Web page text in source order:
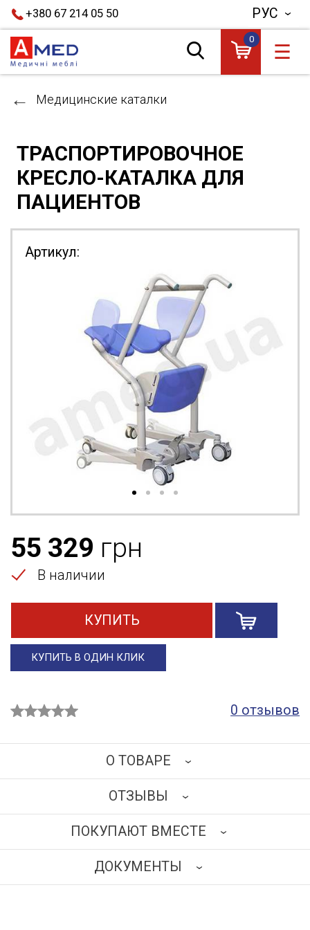
+380 67 214 05 50 РУС
0
☰
Медицинские каталки
ТРАСПОРТИРОВОЧНОЕ
КРЕСЛО-КАТАЛКА ДЛЯ
ПАЦИЕНТОВ
Артикул:
55 329 грн
В наличии
КУПИТЬ
КУПИТЬ В ОДИН КЛИК
0 отзывов
О ТОВАРЕ
раздвижным сиденьем предназначено для
передвижения людей с ограниченной подвижностью
безопасного перемещения
пациентов и людей
ОТЗЫВЫ
НАПИСАТЬ ОТЗЫВ
ПОКУПАЮТ ВМЕСТЕ
ДОКУМЕНТЫ